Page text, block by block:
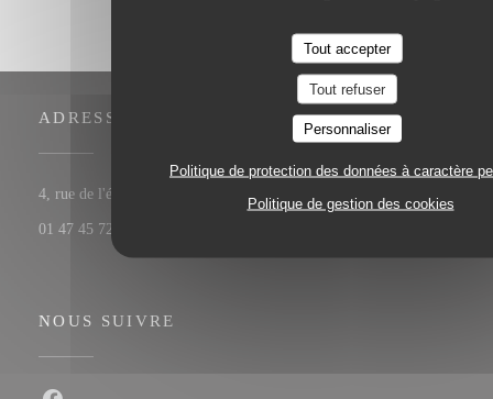
Tout accepter
Tout refuser
Personnaliser
Politique de protection des données à caractère
Politique de gestion des cookies
ADRESSE
4, rue de l'église 92200 Neuilly-sur-Seine
01 47 45 72 11
NOUS SUIVRE